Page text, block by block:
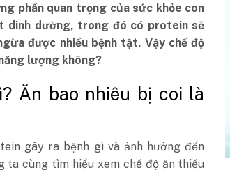
phần quan trọng của sức khỏe con
dinh dưỡng, trong đó có protein sẽ
được nhiều bệnh tật. Vậy chế độ
lượng không?
Ăn bao nhiêu bị coi là
gây ra bệnh gì và ảnh hưởng đến
ta cùng tìm hiểu xem chế độ ăn thiếu